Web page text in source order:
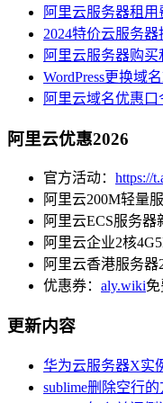
阿里云服务器租
2024特价云服务
阿里云服务器购买
WordPress更换域
阿里云域名优惠口
阿里云优惠2026
官方活动： https://
阿里云200M轻量
阿里云ECS服务
阿里云企业2核
阿里云香港服务器
优惠券： aly.wiki
更新内容
华为云服务器X实
sublime删除空行的